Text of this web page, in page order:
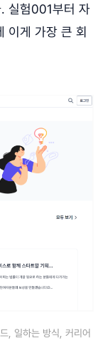
실험001부터 자
이게 가장 큰 회
, 일하는 방식, 커리어